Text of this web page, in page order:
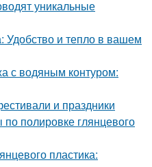
уникальные
Удобство и тепло в вашем
с водяным контуром:
и праздники
по полировке глянцевого
пластика: